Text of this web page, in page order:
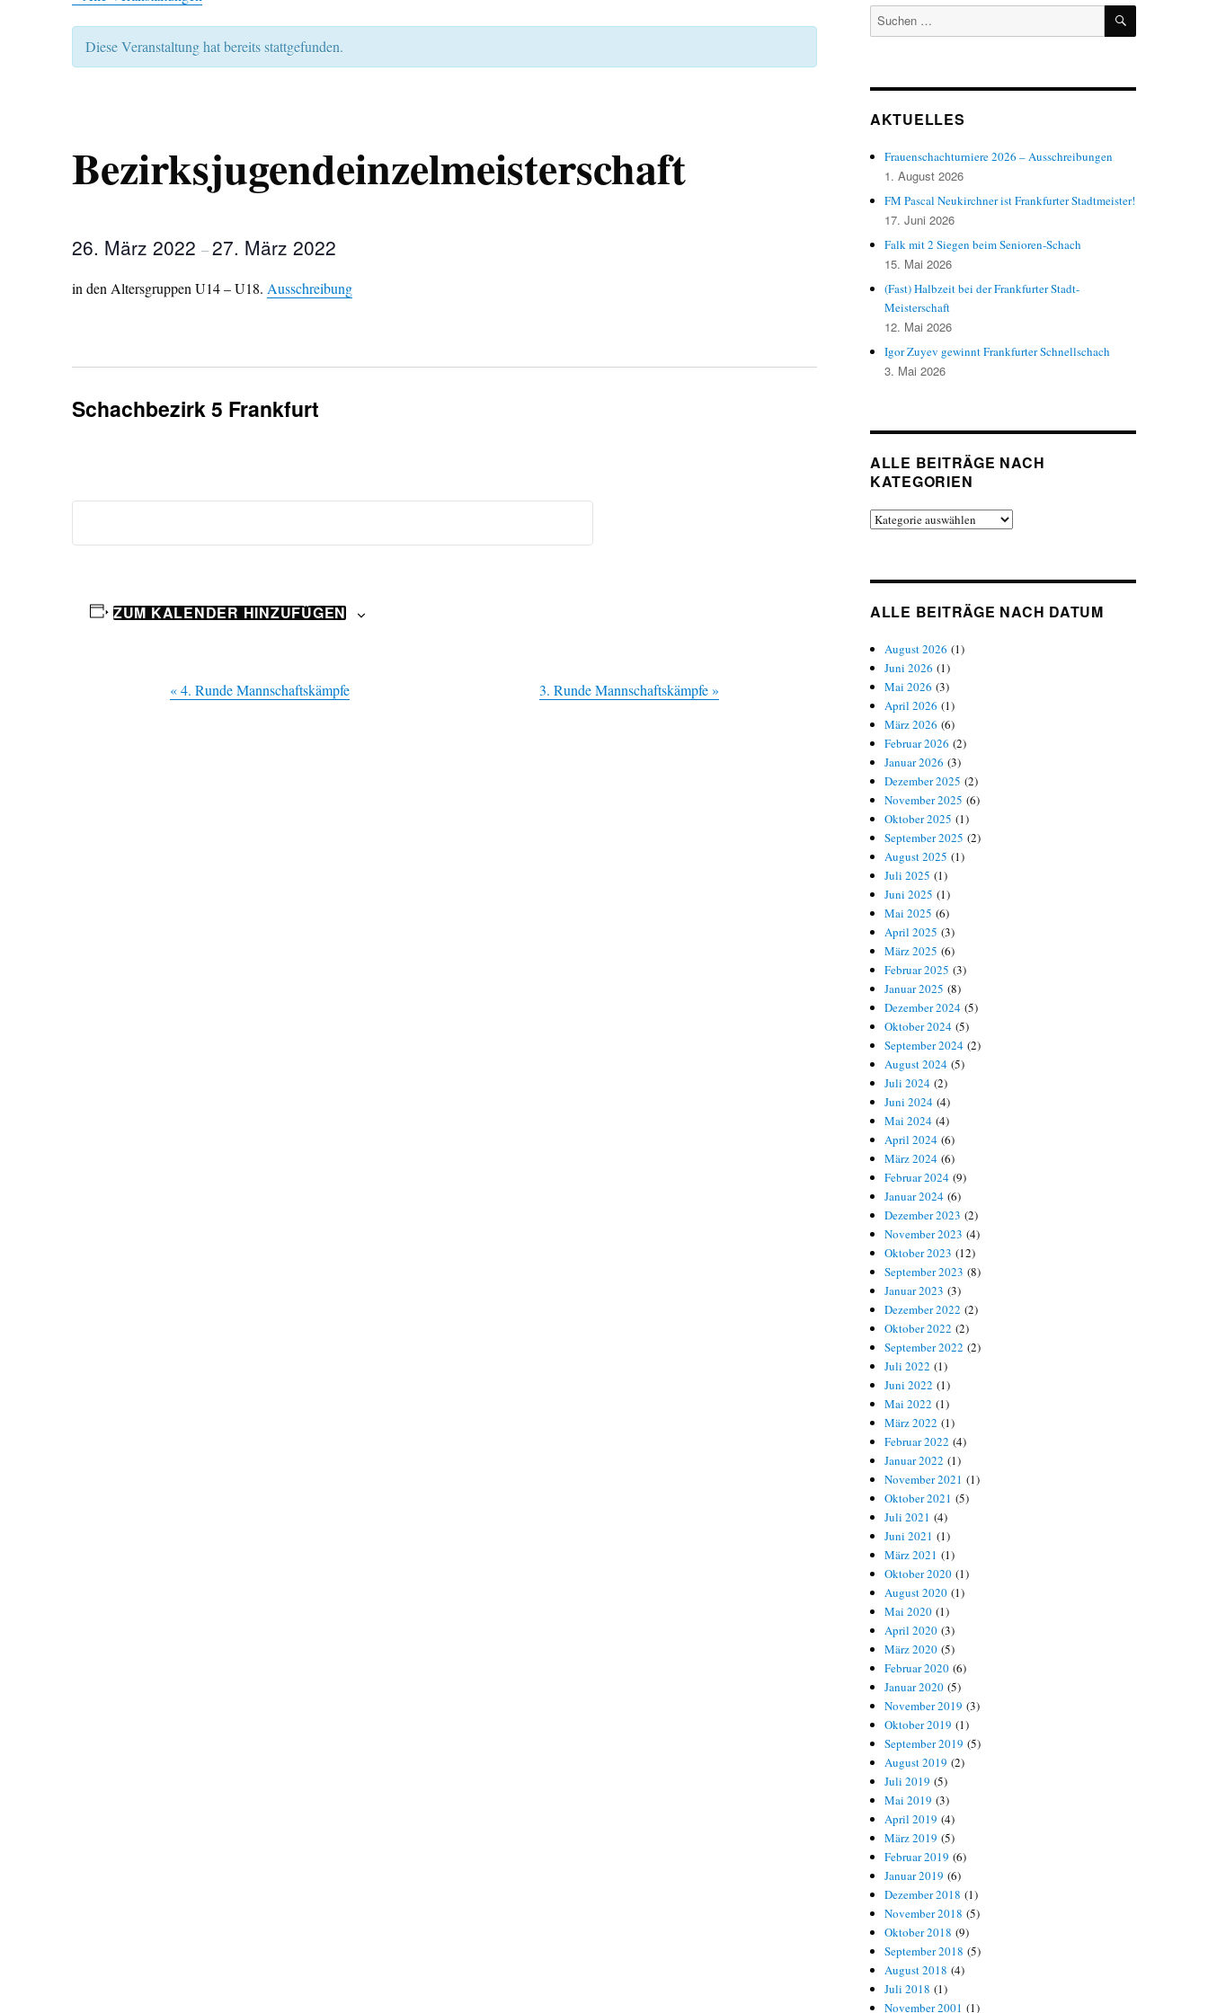
Diese Veranstaltung hat bereits stattgefunden.
Bezirksjugendeinzelmeisterschaft
26. März 2022–27. März 2022
in den Altersgruppen U14 – U18. Ausschreibung
Schachbezirk 5 Frankfurt
ZUM KALENDER HINZUFÜGEN
«4. Runde Mannschaftskämpfe 3. Runde Mannschaftskämpfe»
Suchen
nach:
SUCHEN
AKTUELLES
Frauenschachturniere 2026 – Ausschreibungen
1. August 2026
FM Pascal Neukirchner ist Frankfurter Stadtmeister!
17. Juni 2026
Falk mit 2 Siegen beim Senioren-Schach
15. Mai 2026
(Fast) Halbzeit bei der Frankfurter Stadt-
Meisterschaft
12. Mai 2026
Igor Zuyev gewinnt Frankfurter Schnellschach
3. Mai 2026
ALLE BEITRÄGE NACH
KATEGORIEN
Alle
ALLE BEITRÄGE NACH DATUM
August 2026 (1)
Juni 2026 (1)
Mai 2026 (3)
April 2026 (1)
März 2026 (6)
Februar 2026 (2)
Januar 2026 (3)
Dezember 2025 (2)
November 2025 (6)
Oktober 2025 (1)
September 2025 (2)
August 2025 (1)
Juli 2025 (1)
Juni 2025 (1)
Mai 2025 (6)
April 2025 (3)
März 2025 (6)
Februar 2025 (3)
Januar 2025 (8)
Dezember 2024 (5)
Oktober 2024 (5)
September 2024 (2)
August 2024 (5)
Juli 2024 (2)
Juni 2024 (4)
Mai 2024 (4)
April 2024 (6)
März 2024 (6)
Februar 2024 (9)
Januar 2024 (6)
Dezember 2023 (2)
November 2023 (4)
Oktober 2023 (12)
September 2023 (8)
Januar 2023 (3)
Dezember 2022 (2)
Oktober 2022 (2)
September 2022 (2)
Juli 2022 (1)
Juni 2022 (1)
Mai 2022 (1)
März 2022 (1)
Februar 2022 (4)
Januar 2022 (1)
November 2021 (1)
Oktober 2021 (5)
Juli 2021 (4)
Juni 2021 (1)
März 2021 (1)
Oktober 2020 (1)
August 2020 (1)
Mai 2020 (1)
April 2020 (3)
März 2020 (5)
Februar 2020 (6)
Januar 2020 (5)
November 2019 (3)
Oktober 2019 (1)
September 2019 (5)
August 2019 (2)
Juli 2019 (5)
Mai 2019 (3)
April 2019 (4)
März 2019 (5)
Februar 2019 (6)
Januar 2019 (6)
Dezember 2018 (1)
November 2018 (5)
Oktober 2018 (9)
September 2018 (5)
August 2018 (4)
Juli 2018 (1)
November 2001 (1)